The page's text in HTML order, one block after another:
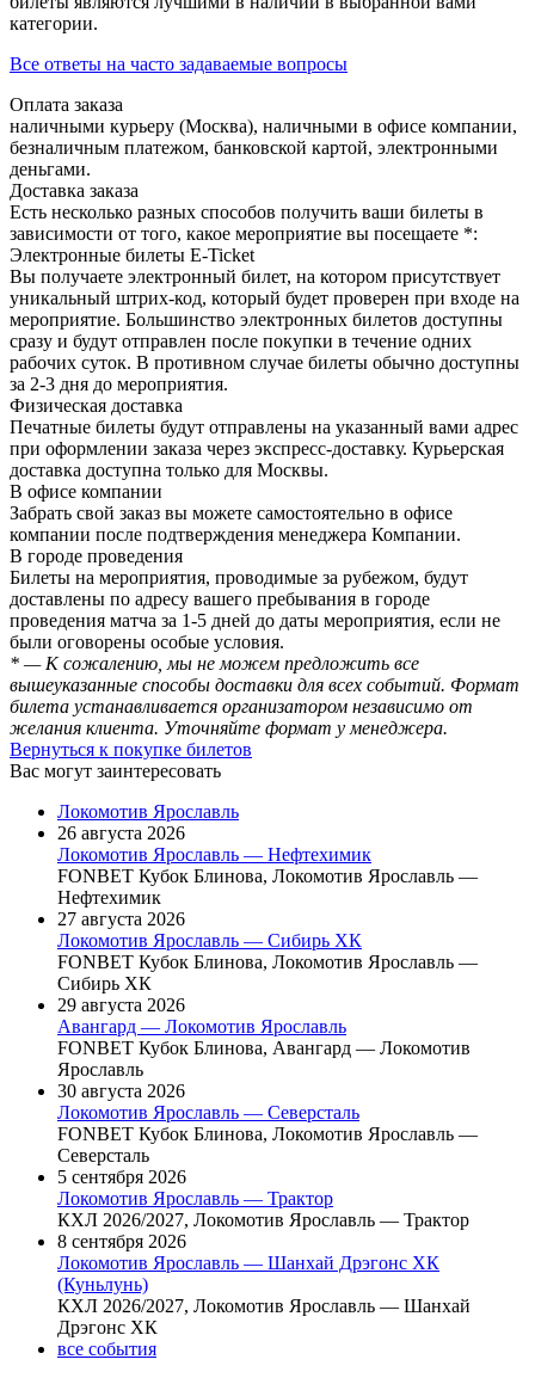
категории.
Все ответы на часто задаваемые вопросы
Оплата заказа
наличными курьеру (Москва), наличными в офисе компании,
безналичным платежом, банковской картой, электронными
деньгами.
Доставка заказа
Есть несколько разных способов получить ваши билеты в
зависимости от того, какое мероприятие вы посещаете *:
Электронные билеты E-Ticket
Вы получаете электронный билет, на котором присутствует
уникальный штрих-код, который будет проверен при входе на
мероприятие. Большинство электронных билетов доступны
сразу и будут отправлен после покупки в течение одних
рабочих суток. В противном случае билеты обычно доступны
за 2-3 дня до мероприятия.
Физическая доставка
Печатные билеты будут отправлены на указанный вами адрес
при оформлении заказа через экспресс-доставку. Курьерская
доставка доступна только для Москвы.
В офисе компании
Забрать свой заказ вы можете самостоятельно в офисе
компании после подтверждения менеджера Компании.
В городе проведения
Билеты на мероприятия, проводимые за рубежом, будут
доставлены по адресу вашего пребывания в городе
проведения матча за 1-5 дней до даты мероприятия, если не
были оговорены особые условия.
* — К сожалению, мы не можем предложить все
вышеуказанные способы доставки для всех событий. Формат
билета устанавливается организатором независимо от
желания клиента. Уточняйте формат у менеджера.
Вернуться к покупке билетов
Вас могут заинтересовать
Локомотив Ярославль
26 августа 2026
Локомотив Ярославль — Нефтехимик
FONBET Кубок Блинова, Локомотив Ярославль —
Нефтехимик
27 августа 2026
Локомотив Ярославль — Сибирь ХК
FONBET Кубок Блинова, Локомотив Ярославль —
Сибирь ХК
29 августа 2026
Авангард — Локомотив Ярославль
FONBET Кубок Блинова, Авангард — Локомотив
Ярославль
30 августа 2026
Локомотив Ярославль — Северсталь
FONBET Кубок Блинова, Локомотив Ярославль —
Северсталь
5 сентября 2026
Локомотив Ярославль — Трактор
КХЛ 2026/2027, Локомотив Ярославль — Трактор
8 сентября 2026
Локомотив Ярославль — Шанхай Дрэгонс ХК
(Куньлунь)
КХЛ 2026/2027, Локомотив Ярославль — Шанхай
Дрэгонс ХК
все события